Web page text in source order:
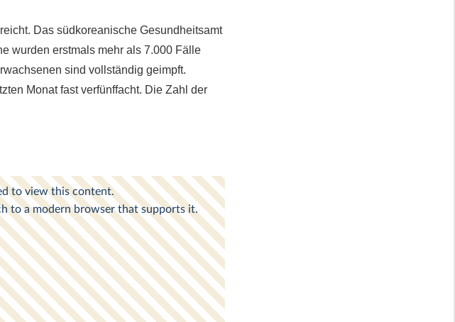
Das südkoreanische Gesundheitsamt
wurden erstmals mehr als 7.000 Fälle
sind vollständig geimpft.
Monat fast verfünffacht. Die Zahl der